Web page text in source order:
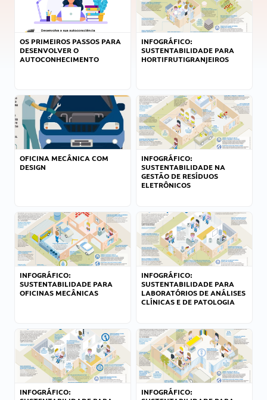
OS PRIMEIROS PASSOS PARA
DESENVOLVER O
AUTOCONHECIMENTO
INFOGRÁFICO:
SUSTENTABILIDADE PARA
HORTIFRUTIGRANJEIROS
OFICINA MECÂNICA COM
DESIGN
INFOGRÁFICO:
SUSTENTABILIDADE NA
GESTÃO DE RESÍDUOS
ELETRÔNICOS
INFOGRÁFICO:
SUSTENTABILIDADE PARA
OFICINAS MECÂNICAS
INFOGRÁFICO:
SUSTENTABILIDADE PARA
LABORATÓRIOS DE ANÁLISES
CLÍNICAS E DE PATOLOGIA
INFOGRÁFICO:
INFOGRÁFICO: